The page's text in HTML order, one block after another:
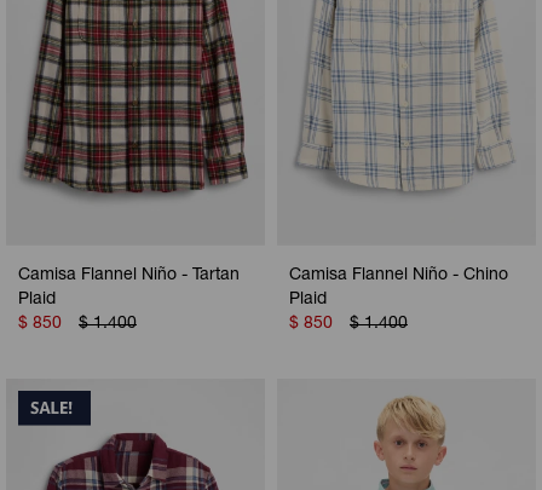
Camisa Flannel Niño - Tartan
Plaid
$ 850 $ 1.400
Camisa Flannel Niño - Chino
Plaid
$ 850 $ 1.400